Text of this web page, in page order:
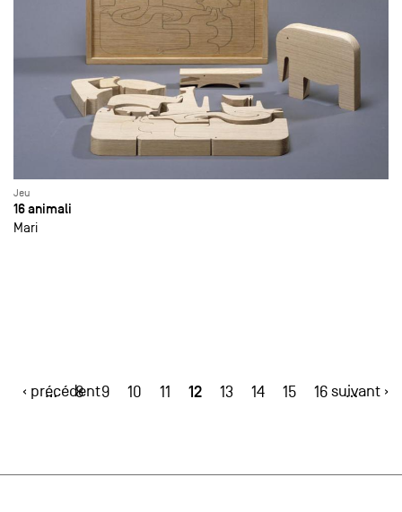
Jeu
16 animali
Mari
‹ précédent
… 8 9 10 11 12 13 14 15 16 …
suivant ›